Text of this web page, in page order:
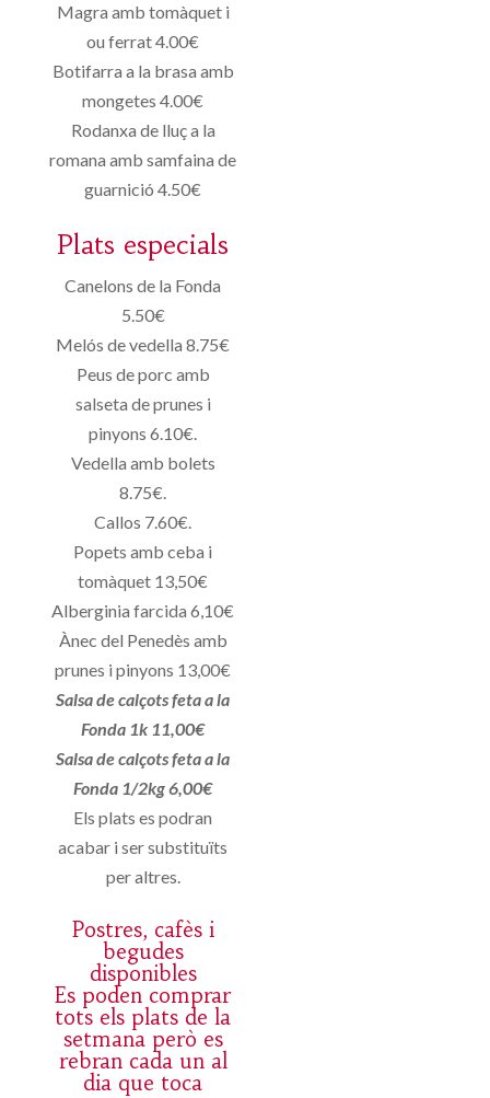
Magra amb tomàquet i
ou ferrat 4.00€
Botifarra a la brasa amb
mongetes 4.00€
Rodanxa de lluç a la
romana amb samfaina de
guarnició 4.50€
Plats especials
Canelons de la Fonda
5.50€
Melós de vedella 8.75€
Peus de porc amb
salseta de prunes i
pinyons 6.10€.
Vedella amb bolets
8.75€.
Callos 7.60€.
Popets amb ceba i
tomàquet 13,50€
Alberginia farcida 6,10€
Ànec del Penedès amb
prunes i pinyons 13,00€
Salsa de calçots feta a la
Fonda 1k 11,00€
Salsa de calçots feta a la
Fonda 1/2kg 6,00€
Els plats es podran
acabar i ser substituïts
per altres.
Postres, cafès i
begudes
disponibles
Es poden comprar
tots els plats de la
setmana però es
rebran cada un al
dia que toca